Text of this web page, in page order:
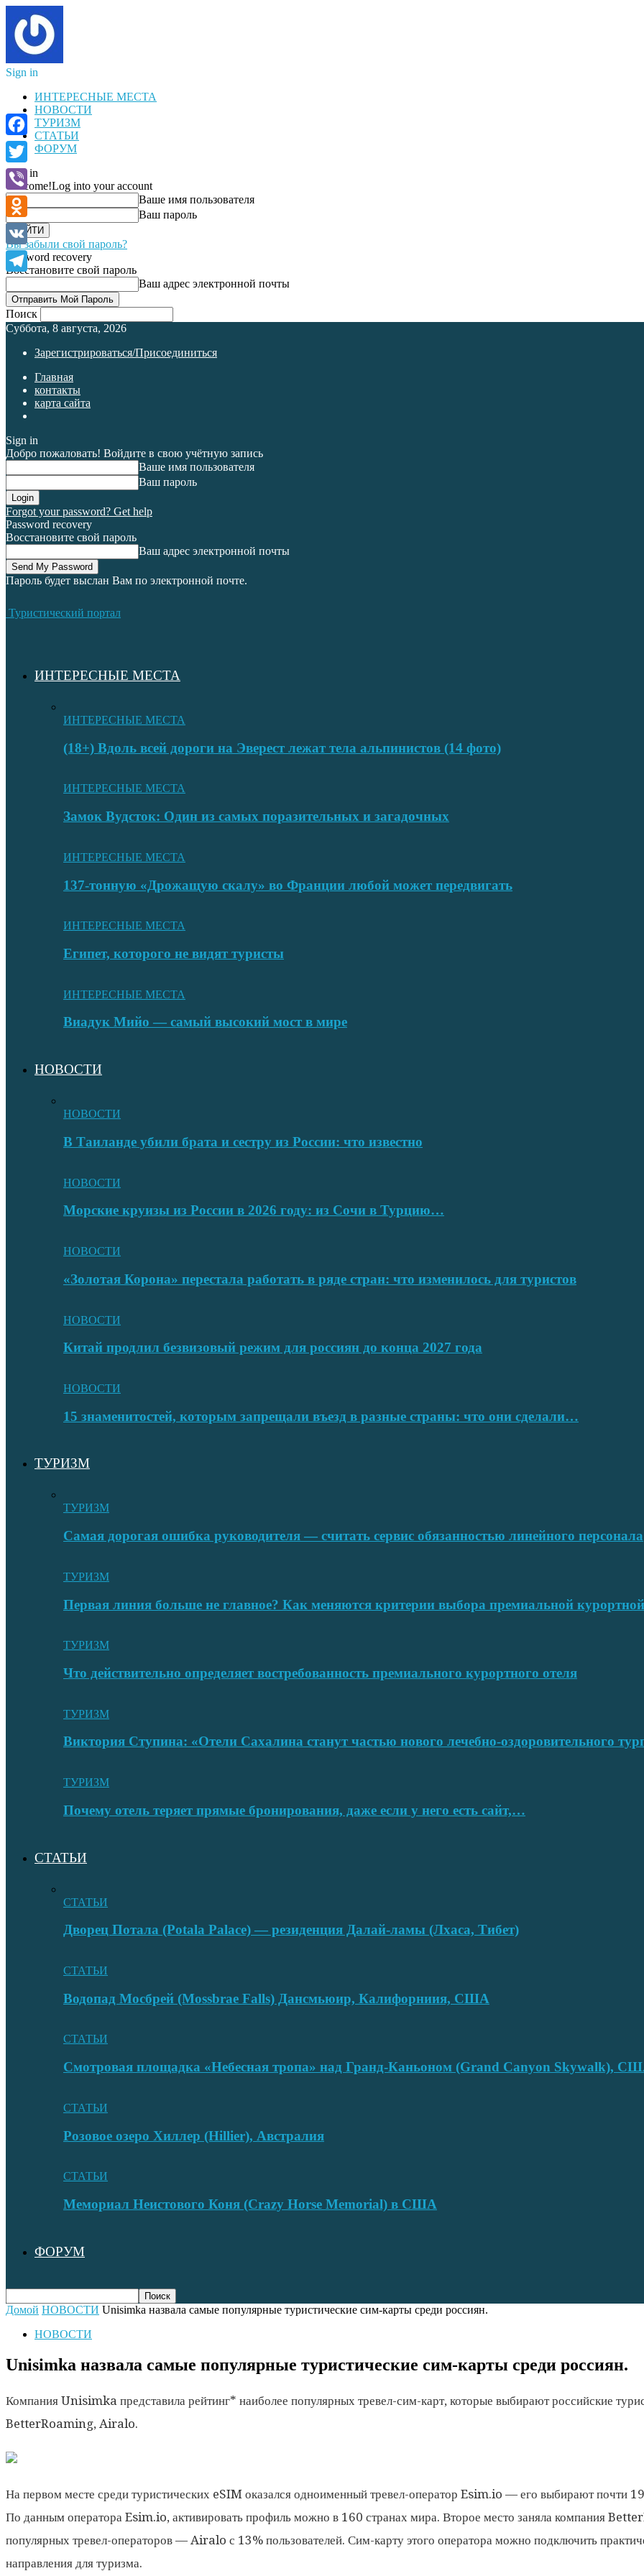
Sign in
ИНТЕРЕСНЫЕ МЕСТА
НОВОСТИ
ТУРИЗМ
СТАТЬИ
ФОРУМ
Sign in
Welcome!Log into your account
Ваше имя пользователя
Ваш пароль
Вы забыли свой пароль?
Password recovery
Восстановите свой пароль
Ваш адрес электронной почты
Поиск
Суббота, 8 августа, 2026
Зарегистрироваться/Присоединиться
Главная
контакты
карта сайта
Sign in
Добро пожаловать! Войдите в свою учётную запись
Ваше имя пользователя
Ваш пароль
Forgot your password? Get help
Password recovery
Восстановите свой пароль
Ваш адрес электронной почты
Пароль будет выслан Вам по электронной почте.
Туристический портал
ИНТЕРЕСНЫЕ МЕСТА
ИНТЕРЕСНЫЕ МЕСТА
(18+) Вдоль всей дороги на Эверест лежат тела альпинистов (14 фото)
ИНТЕРЕСНЫЕ МЕСТА
Замок Вудсток: Один из самых поразительных и загадочных
ИНТЕРЕСНЫЕ МЕСТА
137-тонную «Дрожащую скалу» во Франции любой может передвигать
ИНТЕРЕСНЫЕ МЕСТА
Египет, которого не видят туристы
ИНТЕРЕСНЫЕ МЕСТА
Виадук Мийо — самый высокий мост в мире
НОВОСТИ
НОВОСТИ
В Таиланде убили брата и сестру из России: что известно
НОВОСТИ
Морские круизы из России в 2026 году: из Сочи в Турцию…
НОВОСТИ
«Золотая Корона» перестала работать в ряде стран: что изменилось для туристов
НОВОСТИ
Китай продлил безвизовый режим для россиян до конца 2027 года
НОВОСТИ
15 знаменитостей, которым запрещали въезд в разные страны: что они сделали…
ТУРИЗМ
ТУРИЗМ
Самая дорогая ошибка руководителя — считать сервис обязанностью линейного персонала
ТУРИЗМ
Первая линия больше не главное? Как меняются критерии выбора премиальной
ТУРИЗМ
Что действительно определяет востребованность премиального курортного отеля
ТУРИЗМ
Виктория Ступина: «Отели Сахалина станут частью нового лечебно-оздоровительного
ТУРИЗМ
Почему отель теряет прямые бронирования, даже если у него есть сайт,…
СТАТЬИ
СТАТЬИ
Дворец Потала (Potala Palace) — резиденция Далай-ламы (Лхаса, Тибет)
СТАТЬИ
Водопад Мосбрей (Mossbrae Falls) Дансмьюир, Калифорниия, США
СТАТЬИ
Смотровая площадка «Небесная тропа» над Гранд-Каньоном (Grand Canyon Skywalk),
СТАТЬИ
Розовое озеро Хиллер (Hillier), Австралия
СТАТЬИ
Мемориал Неистового Коня (Crazy Horse Memorial) в США
ФОРУМ
Домой НОВОСТИ Unisimka назвала самые популярные туристические сим-карты среди россиян.
НОВОСТИ
Unisimka назвала самые популярные туристические сим-карты среди россиян.
Компания Unisimka представила рейтинг* наиболее популярных тревел-сим-карт, которые выбирают российские
BetterRoaming, Airalo.
На первом месте среди туристических eSIM оказался одноименный тревел-оператор Esim.io — его выбирают почти
По данным оператора Esim.io, активировать профиль можно в 160 странах мира. Второе место заняла компания
популярных тревел-операторов — Airalo с 13% пользователей. Сим-карту этого оператора можно подключить
направления для туризма.
Facebook
Twitter
Viber
Odnoklassniki
VK